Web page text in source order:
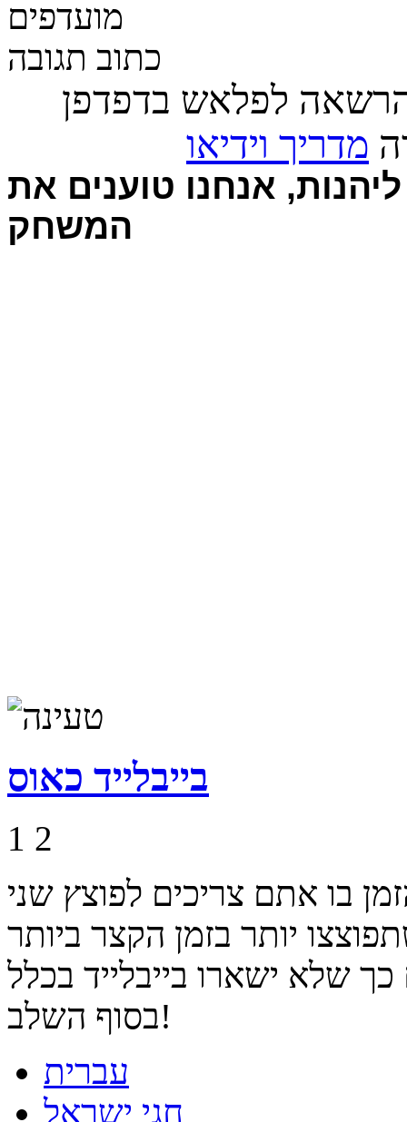
מועדפים
כתוב תגובה
לפלאש בדפדפן
מדריך וידיאו
אנחנו טוענים את
המשחק
בייבלייד כאוס
1 2
בו אתם צריכים לפוצץ שני
יותר בזמן הקצר ביותר
שלא ישארו בייבלייד בכלל
בסוף השלב!
עברית
חגי ישראל